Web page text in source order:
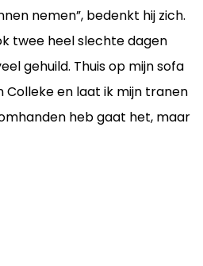
nemen”, bedenkt hij zich.
twee heel slechte dagen
gehuild. Thuis op mijn sofa
Colleke en laat ik mijn tranen
heb gaat het, maar